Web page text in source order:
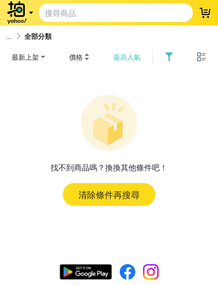
登
全部分類
最新上架 價格 最高人氣
找不到商品嗎？換換其他條件吧！
清除條件再搜尋